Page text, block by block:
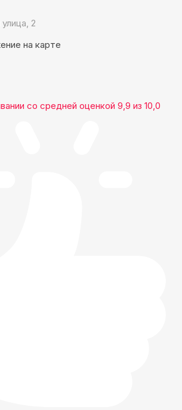
2
на карте
со средней оценкой 9,9 из 10,0